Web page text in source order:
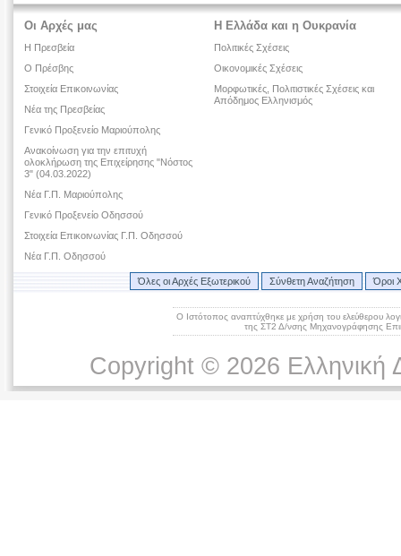
Οι Αρχές μας
Η Πρεσβεία
Ο Πρέσβης
Στοιχεία Επικοινωνίας
Νέα της Πρεσβείας
Γενικό Προξενείο Μαριούπολης
Ανακοίνωση για την επιτυχή
ολοκλήρωση της Επιχείρησης "Νόστος
3" (04.03.2022)
Νέα Γ.Π. Μαριούπολης
Γενικό Προξενείο Οδησσού
Στοιχεία Επικοινωνίας Γ.Π. Οδησσού
Νέα Γ.Π. Οδησσού
Η Ελλάδα και η Ουκρανία
Πολιτικές Σχέσεις
Οικονομικές Σχέσεις
Μορφωτικές, Πολιτιστικές Σχέσεις και
Απόδημος Ελληνισμός
Όλες οι Αρχές Εξωτερικού Σύνθετη Αναζήτηση Όροι
Ο Ιστότοπος αναπτύχθηκε με χρήση του ελεύθερου
της ΣΤ2 Δ/νσης Μηχανογράφησης
Copyright © 2026